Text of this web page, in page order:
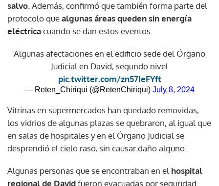
salvo . Además, confirmó que también forma parte del
protocolo quealgunas áreas queden sin energía
eléctricacuando se dan estos eventos.
Algunas afectaciones en el edificio sede del Órgano
Judicial en David, segundo nivel
pic.twitter.com/zn57IeFYft
— Reten_Chiriqui (@RetenChiriqui) July 8, 2024
Vitrinas en supermercados han quedado removidas,
los vidrios de algunas plazas se quebraron, al igual que
en salas de hospitales y en el Órgano Judicial se
desprendió el cielo raso, sin causar daño alguno.
Algunas personas que se encontraban en el hospital
regional de Davidfueron evacuadas por seguridad.